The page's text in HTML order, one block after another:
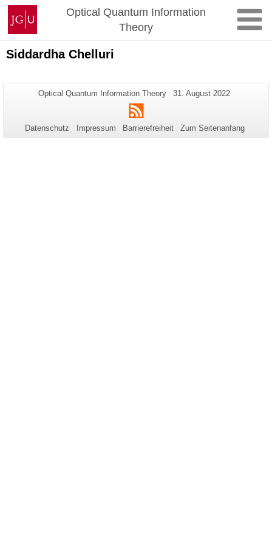
Zum
Inhalt
springen
Johannes
Gutenberg-
Universität
Mainz
Optical Quantum Information
Theory
Siddardha Chelluri
Zusätzliche
Informationen
zu
dieser
Seiten-
Optical Quantum Information Theory
Letzte
31. August 2022
RSS
Datenschutz Impressum Barrierefreiheit Zum Seitenanfang